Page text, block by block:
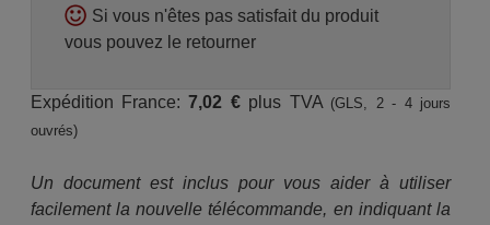
Si vous n'êtes pas satisfait du produit
vous pouvez le retourner
Expédition France:7,02 €plus TVA (GLS, 2 - 4 jours
ouvrés)
Un document est inclus pour vous aider à utiliser
facilement la nouvelle télécommande, en indiquant la